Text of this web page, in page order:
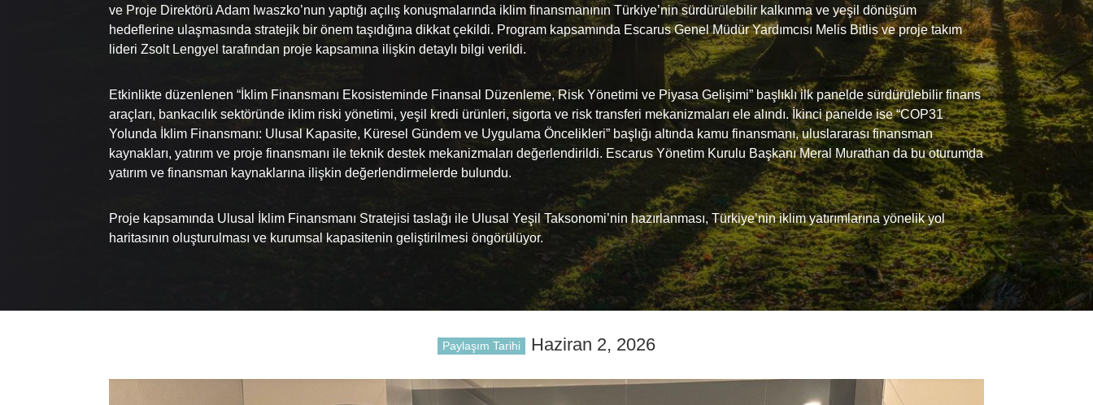
ve Proje Direktörü Adam Iwaszko’nun yaptığı açılış konuşmalarında iklim finansmanının Türkiye’nin sürdürülebilir kalkınma ve yeşil dönüşüm
hedeflerine ulaşmasında stratejik bir önem taşıdığına dikkat çekildi. Program kapsamında Escarus Genel Müdür Yardımcısı Melis Bitlis ve proje takım
lideri Zsolt Lengyel tarafından proje kapsamına ilişkin detaylı bilgi verildi.
Etkinlikte düzenlenen “İklim Finansmanı Ekosisteminde Finansal Düzenleme, Risk Yönetimi ve Piyasa Gelişimi” başlıklı ilk panelde sürdürülebilir finans
araçları, bankacılık sektöründe iklim riski yönetimi, yeşil kredi ürünleri, sigorta ve risk transferi mekanizmaları ele alındı. İkinci panelde ise “COP31
Yolunda İklim Finansmanı: Ulusal Kapasite, Küresel Gündem ve Uygulama Öncelikleri” başlığı altında kamu finansmanı, uluslararası finansman
kaynakları, yatırım ve proje finansmanı ile teknik destek mekanizmaları değerlendirildi. Escarus Yönetim Kurulu Başkanı Meral Murathan da bu oturumda
yatırım ve finansman kaynaklarına ilişkin değerlendirmelerde bulundu.
Proje kapsamında Ulusal İklim Finansmanı Stratejisi taslağı ile Ulusal Yeşil Taksonomi’nin hazırlanması, Türkiye’nin iklim yatırımlarına yönelik yol
haritasının oluşturulması ve kurumsal kapasitenin geliştirilmesi öngörülüyor.
Paylaşım Tarihi Haziran 2, 2026